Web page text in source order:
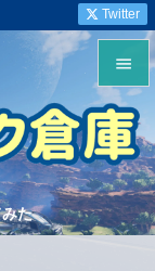
た


メニュ

サイド

Twitter